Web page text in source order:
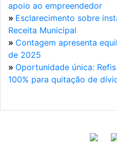
apoio ao empreendedor
» Esclarecimento sobre
Receita Municipal
» Contagem apresenta
de 2025
» Oportunidade única:
100% para quitação de